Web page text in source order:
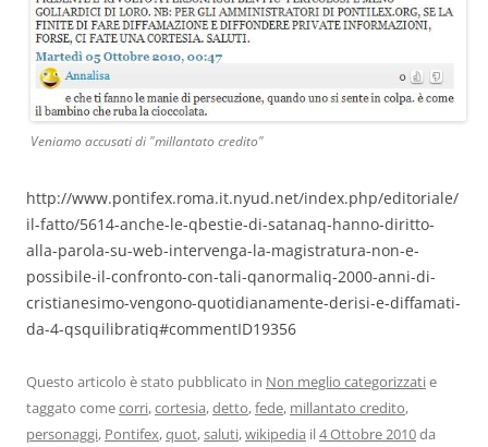
Veniamo accusati di "millantato credito"
http://www.pontifex.roma.it.nyud.net/index.php/editoriale/
il-fatto/5614-anche-le-qbestie-di-satanaq-hanno-diritto-
alla-parola-su-web-intervenga-la-magistratura-non-e-
possibile-il-confronto-con-tali-qanormaliq-2000-anni-di-
cristianesimo-vengono-quotidianamente-derisi-e-diffamati-
da-4-qsquilibratiq#commentID19356
Questo articolo è stato pubblicato in Non meglio categorizzatie
taggato comecorri,cortesia,detto,fede, millantato credito,
personaggi, Pontifex,quot,saluti,wikipedia il4 Ottobre 2010da